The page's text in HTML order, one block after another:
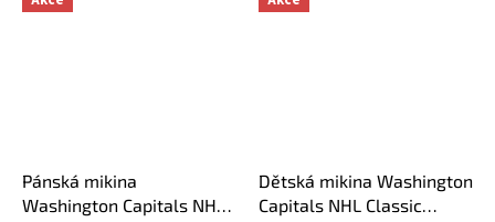
Pánská mikina
Washington Capitals NHL
Dětská mikina Washington
Capitals NHL Classic